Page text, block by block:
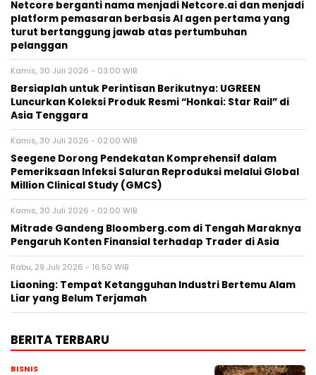
Netcore berganti nama menjadi Netcore.ai dan menjadi
platform pemasaran berbasis AI agen pertama yang
turut bertanggung jawab atas pertumbuhan
pelanggan
Kamis, 30 Juli 2026 - 03:00 WIB
Bersiaplah untuk Perintisan Berikutnya: UGREEN
Luncurkan Koleksi Produk Resmi “Honkai: Star Rail” di
Asia Tenggara
Kamis, 30 Juli 2026 - 02:00 WIB
Seegene Dorong Pendekatan Komprehensif dalam
Pemeriksaan Infeksi Saluran Reproduksi melalui Global
Million Clinical Study (GMCS)
Kamis, 30 Juli 2026 - 02:00 WIB
Mitrade Gandeng Bloomberg.com di Tengah Maraknya
Pengaruh Konten Finansial terhadap Trader di Asia
Rabu, 29 Juli 2026 - 16:50 WIB
Liaoning: Tempat Ketangguhan Industri Bertemu Alam
Liar yang Belum Terjamah
BERITA TERBARU
BISNIS